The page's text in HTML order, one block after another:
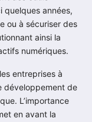
quelques années,
ou à sécuriser des
ainsi la
numériques.
entreprises à
développement de
L’importance
en avant la